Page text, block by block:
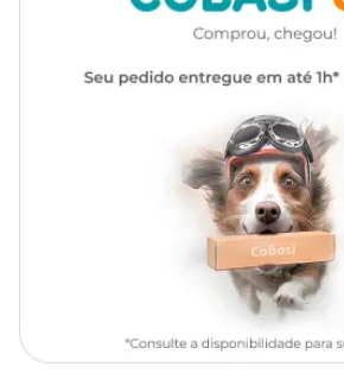
durante 3 dias consecutivos repetindo após
Contraindicações
Não administrar em gatos com idade inferior
Excipiente q.s.p.: 3,6 g